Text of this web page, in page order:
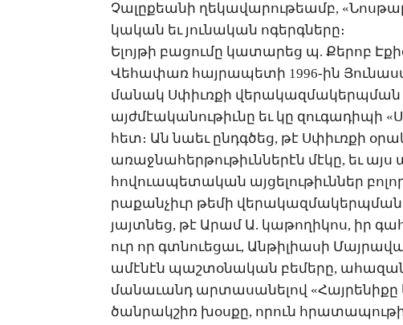
Չա­լը­քեա­նի ղե­կա­վա­րու­թեամբ,
կա­կան եւ յու­նա­կան ո­գերգ­նե­րը։
Ե­լոյ­թի բա­ցու­մը կա­տա­րեց պ. ­Քե­րոբ
­Վե­հա­փառ հայ­րա­պե­տի 1996-ին
մա­նակ Ս­փիւռ­քի վե­րա­կազ­մա­կերպ­ման
այժ­մէա­կա­նու­թիւ­նը եւ կը զու­գա­դի­պի
հետ։ Ան նաեւ ընդգ­ծեց, թէ Ս­փիւռ­քի
ա­ռաջ­նա­հերթութիւն­նե­րէն մէ­կը, եւ
հո­վո­ւա­պե­տա­կան այ­ցե­լու­թիւն­ներ
րա­քան­չիւր թե­մի
յայտ­նեց, թէ Ա­րամ Ա. կա­թո­ղի­կոս, իր
ուր որ գտնո­ւե­ցաւ, Ան­թի­լիա­սի
ա­մէ­նէն պաշ­տօ­նա­կան բե­մե­րը,
մա­նա­ւանդ ար­տա­սա­նե­լով «­Հայ­րե­նի­քը
ծան­րակ­շիռ խօս­քը, ո­րուն